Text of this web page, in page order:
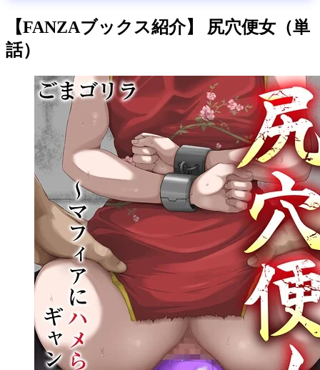
【FANZAブックス紹介】 尻穴便女（単
話）